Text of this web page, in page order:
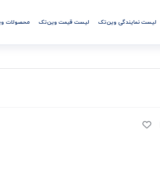
لیست نمایندگی وین‌تک لیست قیمت وین‌تک محصولات